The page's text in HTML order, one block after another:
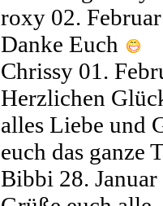
roxy 02.
Danke Euch
Chrissy 01.
Herzlichen
alles Liebe und
euch das ganze
Bibbi 28.